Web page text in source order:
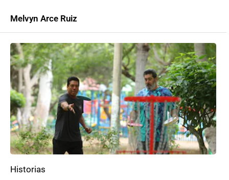
Melvyn Arce Ruiz
Historias